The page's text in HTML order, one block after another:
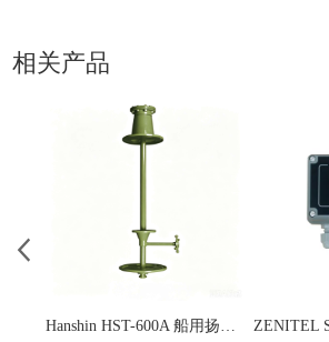
相关产品
Hanshin HST-600A 船用扬声器转台